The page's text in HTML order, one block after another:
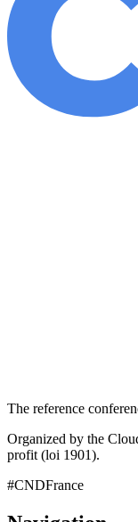
The reference
Organized by the
profit (loi 1901).
#CNDFrance